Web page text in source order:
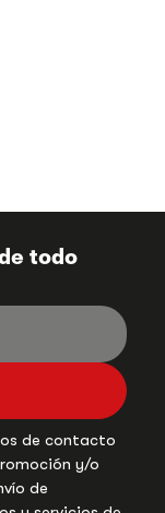
todo
de contacto
y/o
de